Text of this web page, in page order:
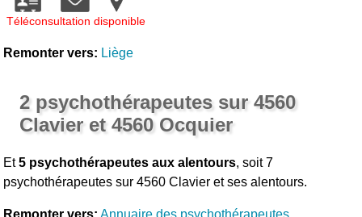
Téléconsultation disponible
Remonter vers: Liège
2 psychothérapeutes sur 4560
Clavier et 4560 Ocquier
Et5 psychothérapeutes aux alentours, soit 7
psychothérapeutes sur 4560 Clavier et ses alentours.
Remonter vers: Annuaire des psychothérapeutes